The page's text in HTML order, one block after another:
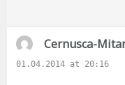
Cernusca-
01.04.2014 at 20:16